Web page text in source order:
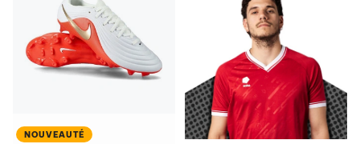
NOUVEAUTÉ